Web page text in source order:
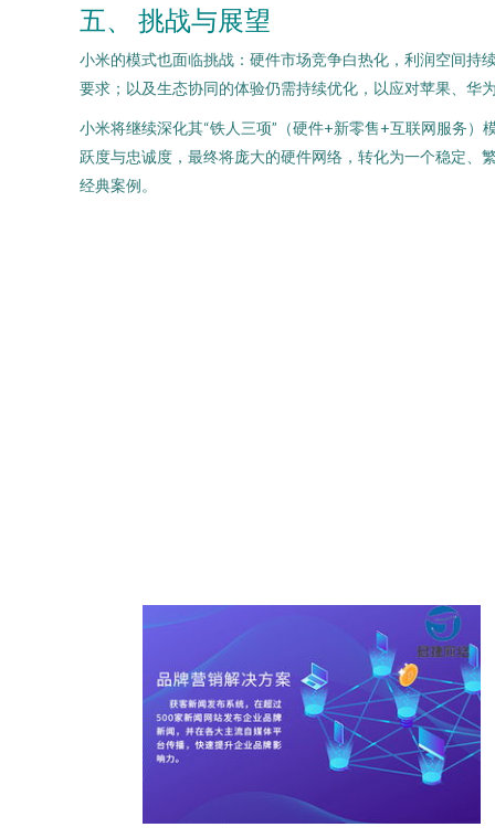
五、 挑战与展望
小米的模式也面临挑战：硬件市场竞争白热化，利润空间持
要求；以及生态协同的体验仍需持续优化，以应对苹果、华
小米将继续深化其“铁人三项”（硬件+新零售+互联网服务
跃度与忠诚度，最终将庞大的硬件网络，转化为一个稳定、
经典案例。